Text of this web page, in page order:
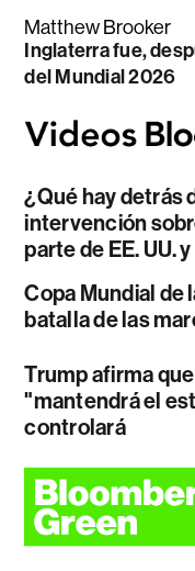
Matthew Brooker
Inglaterra fue,
del Mundial 2026
¿Qué hay detrás
intervención
parte de EE. UU.
Copa Mundial de
batalla de las
Trump afirma que
"mantendrá el
controlará